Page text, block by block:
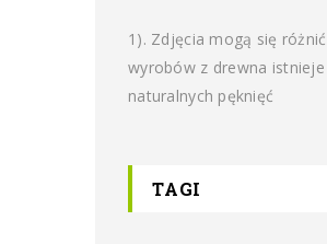
1). Zdjęcia mogą się
wyrobów z drewna
naturalnych pęknięć
TAGI